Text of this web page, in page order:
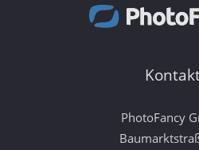
PhotoFancy